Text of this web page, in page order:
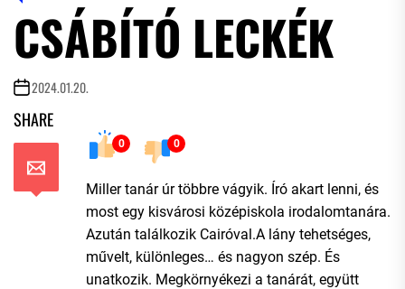
CSÁBÍTÓ LECKÉK
2024.01.20.
SHARE
0 0
Miller tanár úr többre vágyik. Író akart lenni, és
most egy kisvárosi középiskola irodalomtanára.
Azután találkozik Cairóval.A lány tehetséges,
művelt, különleges… és nagyon szép. És
unatkozik. Megkörnyékezi a tanárát, együtt